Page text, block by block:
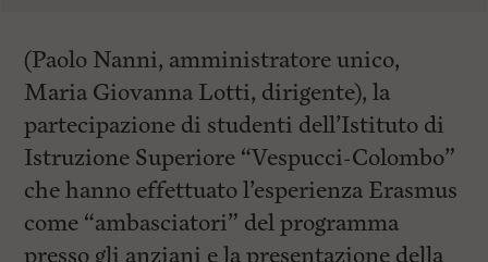
(Paolo Nanni, amministratore unico,
Maria Giovanna Lotti, dirigente), la
partecipazione di studenti dell’Istituto di
Istruzione Superiore “Vespucci-Colombo”
che hanno effettuato l’esperienza Erasmus
come “ambasciatori” del programma